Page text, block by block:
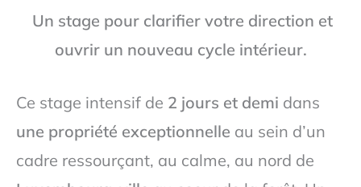
Un stage pour clarifier votre direction et
ouvrir un nouveau cycle intérieur.
Ce stage intensif de 2 jours et demi dans
une propriété exceptionnelle au sein d’un
cadre ressourçant, au calme, au nord de